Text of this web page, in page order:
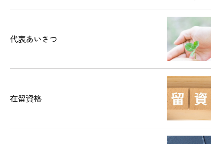
代表あいさつ
在留資格